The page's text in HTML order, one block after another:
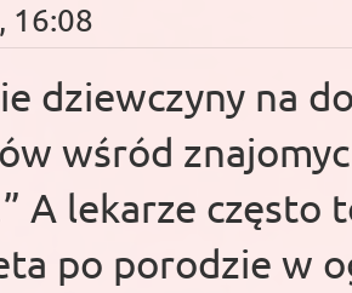
16:08
dziewczyny na
wśród
A lekarze często
po porodzie w